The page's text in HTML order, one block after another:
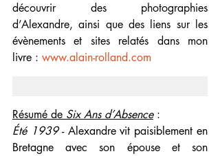
découvrir des photographies
d’Alexandre, ainsi que des liens sur les
évènements et sites relatés dans mon
livre : www.alain-rolland.com
Résumé de Six Ans d’Absence :
Été 1939 - Alexandre vit paisiblement en
Bretagne avec son épouse et son